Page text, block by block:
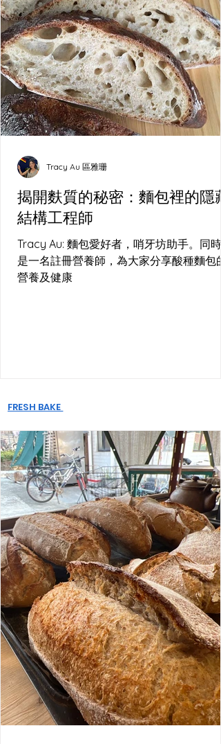
揭開麩質的秘密：麵包裡的隱藏
結構工程師
Tracy Au: 麵包愛好者，哨牙坊助手。同時亦
是一名註冊營養師，為大家分享酸種麵包的
營養及健康
Tracy Au 區雅珊
FRESH BAKE